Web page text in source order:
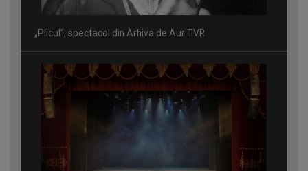
„Plicul”, spectacol din Arhiva de Aur TVR